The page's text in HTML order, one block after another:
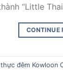
“Little
CONTINUE
đêm Kowloon